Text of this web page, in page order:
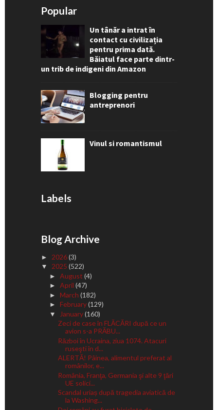
Popular
Un tânăr a intrat în
contact cu civilizația
pentru prima dată.
Băiatul face parte dintr-
un trib de indigeni din Amazon
Blogging pentru
antreprenori
Vinul si romantismul
Labels
Blog Archive
► 2026(3)
▼ 2025 (522)
► August (4)
► April (47)
► March (182)
► February(129)
▼ January(160)
Zeci de case în FLĂCĂRI după ce un
avion s-a PRĂBU...
Război în Ucraina, ziua 1074. Atacuri
ruseşti în d...
ALERTĂ! Pâinea, alimentul preferat al
românilor, e...
România, Franţa, Germania şi alte 9 ţări
UE solici...
Scandal uriaș după tragedia aviatică de
la Washing...